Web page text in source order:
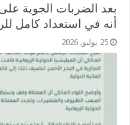
بعد الضربات الجوية
أنه في استعداد كامل
25 يوليو, 2026